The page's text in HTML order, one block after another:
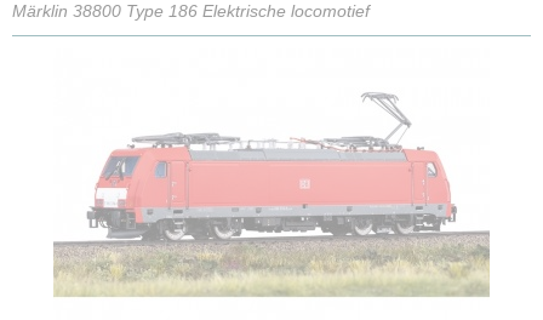
Märklin 38800 Type 186 Elektrische locomotief